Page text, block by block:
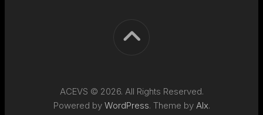
ACEVS © 2026. All Rights Reserved.
Powered by WordPress. Theme by Alx.